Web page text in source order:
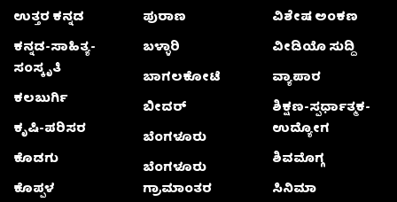
ಉತ್ತರ ಕನ್ನಡ
ಕನ್ನಡ-ಸಾಹಿತ್ಯ-
ಸಂಸ್ಕೃತಿ
ಕಲಬುರ್ಗಿ
ಕೃಷಿ-ಪರಿಸರ
ಕೊಡಗು
ಕೊಪ್ಪಳ
ಪುರಾಣ
ಬಳ್ಳಾರಿ
ಬಾಗಲಕೋಟೆ
ಬೀದರ್
ಬೆಂಗಳೂರು
ಬೆಂಗಳೂರು
ಗ್ರಾಮಾಂತರ
ವಿಶೇಷ ಅಂಕಣ
ವೀಡಿಯೊ ಸುದ್ದಿ
ವ್ಯಾಪಾರ
ಶಿಕ್ಷಣ-ಸ್ಪರ್ಧಾತ್ಮಕ-
ಉದ್ಯೋಗ
ಶಿವಮೊಗ್ಗ
ಸಿನಿಮಾ